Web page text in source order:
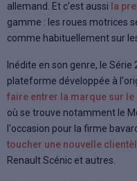
allemand. Et c'est aussi la
gamme : les roues motrices
comme habituellement sur
Inédite en son genre, le
plateforme développée à
faire entrer la marque sur
où se trouve notamment le
l'occasion pour la firme
toucher une nouvelle
Renault Scénic et autres.